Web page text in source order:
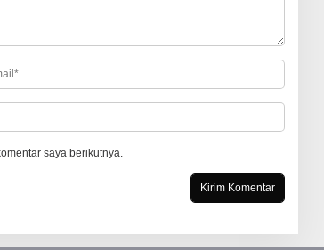
saya berikutnya.